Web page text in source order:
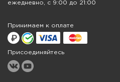
ежедневно, с 9:00 до 21:00
Принимаем к оплате
Присоединяйтесь